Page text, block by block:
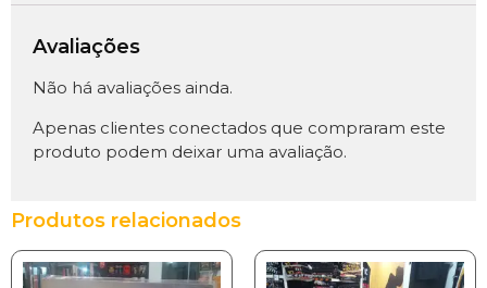
Avaliações
Não há avaliações ainda.
Apenas clientes conectados que compraram este
produto podem deixar uma avaliação.
Produtos relacionados